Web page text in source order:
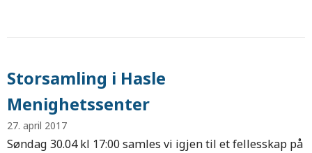
Storsamling i Hasle
Menighetssenter
27. april 2017
Søndag 30.04 kl 17:00 samles vi igjen til et fellesskap på